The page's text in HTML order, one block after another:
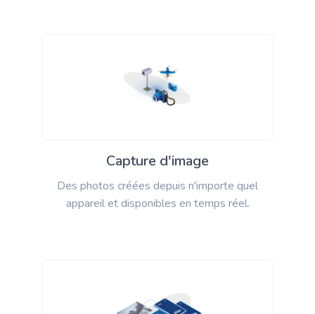
Capture d'image
Des photos créées depuis n'importe quel
appareil et disponibles en temps réel.